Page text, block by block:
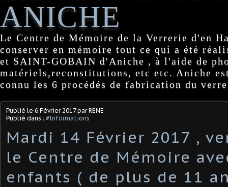
ANICHE
Le Centre de Mémoire de la Verrerie d'en
conserver en mémoire tout ce qui a été
et SAINT-GOBAIN d'Aniche , à l'aide de
matériels,reconstitutions, etc etc. Aniche
connu les 6 procédés de fabrication du
Publié le 6 Février 2017par RENE
Publié dans : #Informations
Mardi 14 Février 2017 ,
le Centre de Mémoire
enfants ( de plus de 11